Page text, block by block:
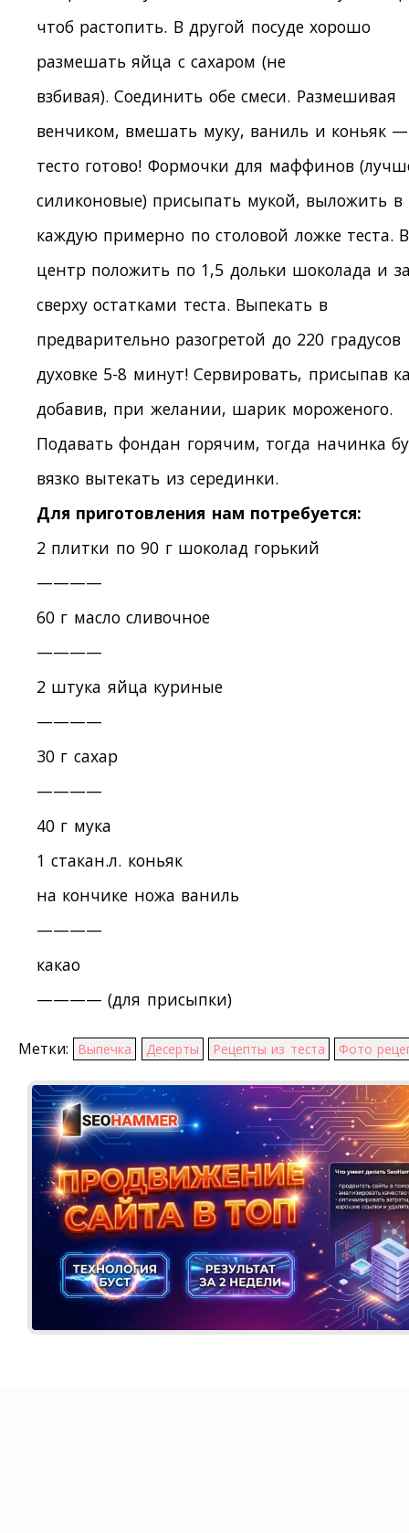
чтоб растопить. В другой посуде хорошо
размешать яйца с сахаром (не
взбивая). Соединить обе смеси. Размешивая
венчиком, вмешать муку, ваниль и коньяк —
тесто готово! Формочки для маффинов
силиконовые) присыпать мукой, выложить в
каждую примерно по столовой ложке теста. В
центр положить по 1,5 дольки шоколада и
сверху остатками теста. Выпекать в
предварительно разогретой до 220 градусов
духовке 5-8 минут! Сервировать, присыпав
добавив, при желании, шарик мороженого.
Подавать фондан горячим, тогда начинка
вязко вытекать из серединки.
Для приготовления нам потребуется:
2 плитки по 90 г шоколад горький
————
60 г масло сливочное
————
2 штука яйца куриные
————
30 г сахар
————
40 г мука
1 стакан.л. коньяк
на кончике ножа ваниль
————
какао
———— (для присыпки)
Метки: Выпечка Десерты Рецепты из теста Фото